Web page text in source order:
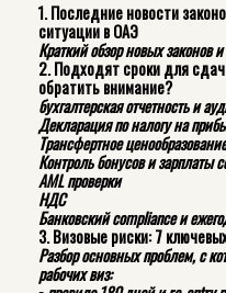
1. Последние новости
ситуации в ОАЭ
Краткий обзор новых законов
2. Подходят сроки для
обратить внимание?
бухгалтерская отчетность и
Декларация по налогу на
Трансфертное ценообразование
Контроль бонусов и зарплаты
AML проверки
НДС
Банковский compliance и
3. Визовые риски: 7
Разбор основных проблем, с
рабочих виз: